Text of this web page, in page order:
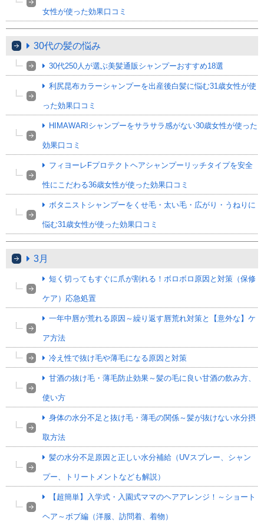
女性が使った効果口コミ
30代の髪の悩み
30代250人が選ぶ美髪通販シャンプーおすすめ18選
利尻昆布カラーシャンプーを出産後白髪に悩む31歳女性が使
った効果口コミ
HIMAWARIシャンプーをサラサラ感がない30歳女性が使った
効果口コミ
フィヨーレFプロテクトヘアシャンプーリッチタイプを安全
性にこだわる36歳女性が使った効果口コミ
ボタニストシャンプーをくせ毛・太い毛・広がり・うねりに
悩む31歳女性が使った効果口コミ
3月
短く切ってもすぐに爪が割れる！ボロボロ原因と対策（保修
ケア）応急処置
一年中唇が荒れる原因～繰り返す唇荒れ対策と【意外な】ケ
ア方法
冷え性で抜け毛や薄毛になる原因と対策
甘酒の抜け毛・薄毛防止効果～髪の毛に良い甘酒の飲み方、
使い方
身体の水分不足と抜け毛・薄毛の関係～髪が抜けない水分摂
取方法
髪の水分不足原因と正しい水分補給（UVスプレー、シャン
プー、トリートメントなども解説）
【超簡単】入学式・入園式ママのヘアアレンジ！～ショート
ヘア～ボブ編（洋服、訪問着、着物）